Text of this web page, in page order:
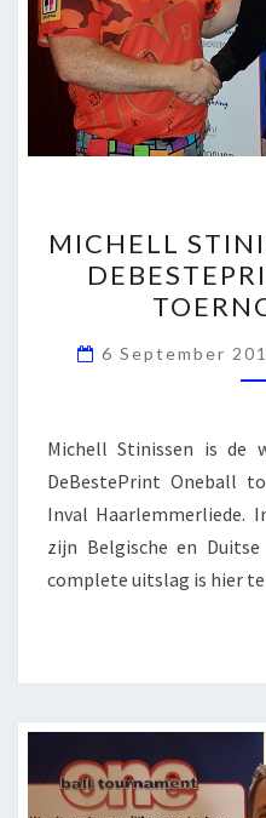
MICHELL
6 September
Michell Stinissen is de
DeBestePrint Oneball
Inval Haarlemmerliede.
zijn Belgische en
complete uitslag is hier te